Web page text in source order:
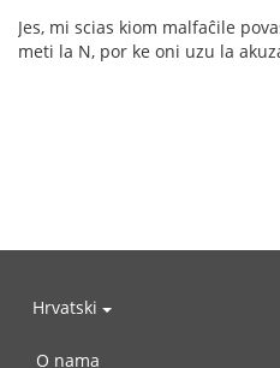
Jes, mi scias kiom malfaĉile
meti la N, por ke oni uzu la
Hrvatski
O nama